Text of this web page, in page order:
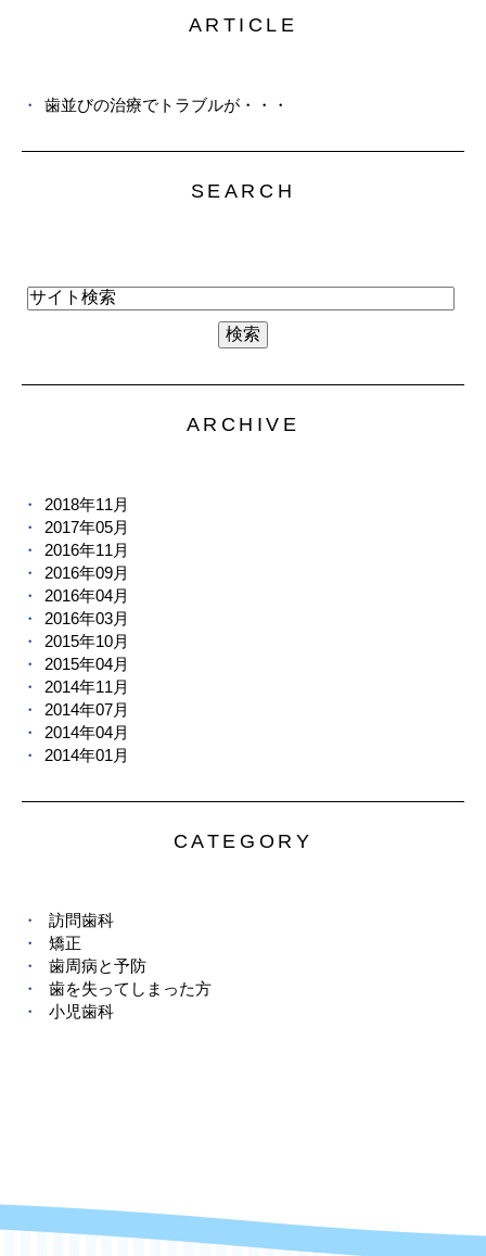
ARTICLE
歯並びの治療でトラブルが・・・
SEARCH
ARCHIVE
2018年11月
2017年05月
2016年11月
2016年09月
2016年04月
2016年03月
2015年10月
2015年04月
2014年11月
2014年07月
2014年04月
2014年01月
CATEGORY
訪問歯科
矯正
歯周病と予防
歯を失ってしまった方
小児歯科